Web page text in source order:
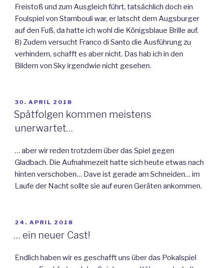
Freistoß und zum Ausgleich führt, tatsächlich doch ein
Foulspiel von Stambouli war, er latscht dem Augsburger
auf den Fuß, da hatte ich wohl die Königsblaue Brille auf.
8) Zudem versucht Franco di Santo die Ausführung zu
verhindern, schafft es aber nicht. Das hab ich in den
Bildern von Sky irgendwie nicht gesehen.
VERÖFFENTLICHT
AM
30. APRIL 2018
Spätfolgen kommen meistens
unerwartet…
… aber wir reden trotzdem über das Spiel gegen
Gladbach. Die Aufnahmezeit hatte sich heute etwas nach
hinten verschoben… Dave ist gerade am Schneiden… im
Laufe der Nacht sollte sie auf euren Geräten ankommen.
VERÖFFENTLICHT
24. APRIL 2018
… ein neuer Cast!
Endlich haben wir es geschafft uns über das Pokalspiel